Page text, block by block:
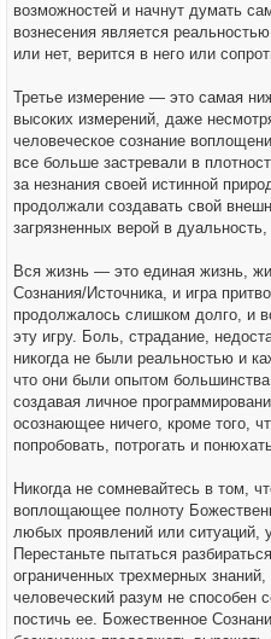
возможностей и начнут думать
вознесения является
или нет, верится в него или
Третье измерение — это самая
высоких измерений, даже
человеческое сознание
все больше застревали в
за незнания своей истинной
продолжали создавать свой
загрязненных верой в
Вся жизнь — это единая жизнь,
Сознания/Источника, и игра
продолжалось слишком долго, и
эту игру. Боль, страдание,
никогда не были реальностью и
что они были опытом
создавая личное
осознающее ничего, кроме того,
попробовать, потрогать и
Никогда не сомневайтесь в том,
воплощающее полноту
любых проявлений или ситуаций,
Перестаньте пытаться
ограниченных трехмерных
человеческий разум не способен
постичь ее. Божественное